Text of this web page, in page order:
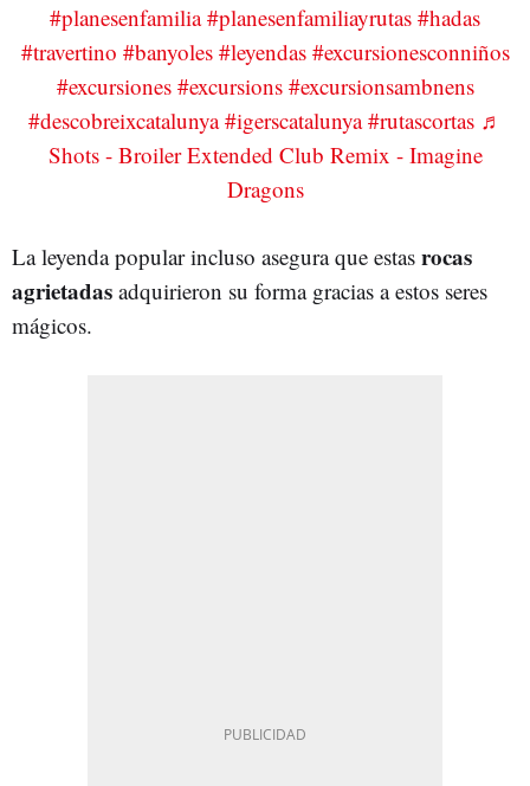
#planesenfamilia #planesenfamiliayrutas #hadas
#travertino #banyoles #leyendas #excursionesconniños
#excursiones #excursions #excursionsambnens
#descobreixcatalunya #igerscatalunya #rutascortas ♬
Shots - Broiler Extended Club Remix - Imagine
Dragons
La leyenda popular incluso asegura que estas rocas
agrietadas adquirieron su forma gracias a estos seres
mágicos.